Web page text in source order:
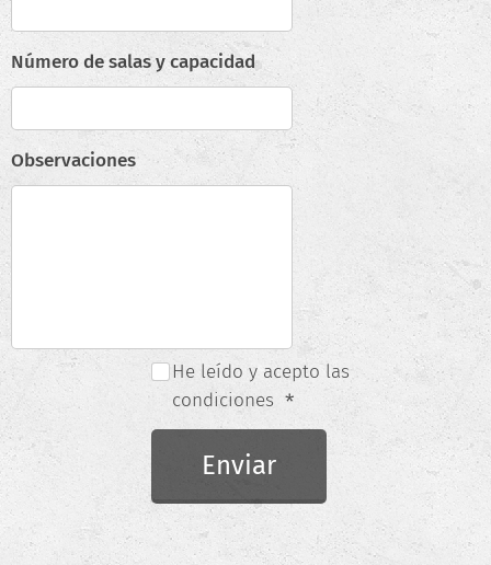
Número de salas y capacidad
Observaciones
He leído y acepto las
condiciones
Enviar